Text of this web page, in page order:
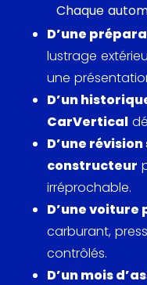
Chaque
D’une
lustrage
une
D’un
CarVertical
D’une
constructeur
irréprochable.
D’une
carburant,
contrôlés.
D’un mois